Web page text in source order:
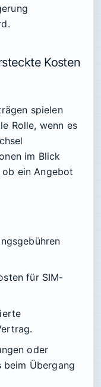
Kosten
spielen
Rolle, wenn es
im Blick
ein Angebot
für SIM-
oder
beim Übergang